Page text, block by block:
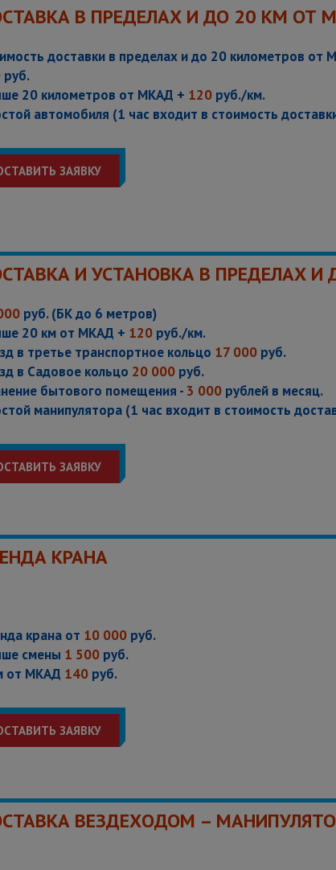
В ПРЕДЕЛАХ И ДО 20 КМ ОТ
доставки в пределах и до 20 километров
руб.
20 километров от МКАД + 120 руб./км.
автомобиля (1 час входит в стоимость
ЗАЯВКУ
И УСТАНОВКА В ПРЕДЕЛАХ
руб. (БК до 6 метров)
20 км от МКАД + 120 руб./км.
в третье транспортное кольцо 17 000 руб.
в Садовое кольцо 20 000 руб.
бытового помещения - 3 000 рублей в месяц.
манипулятора (1 час входит в стоимость
ЗАЯВКУ
КРАНА
крана от 10 000 руб.
смены 1 500 руб.
от МКАД 140 руб.
ЗАЯВКУ
ВЕЗДЕХОДОМ –